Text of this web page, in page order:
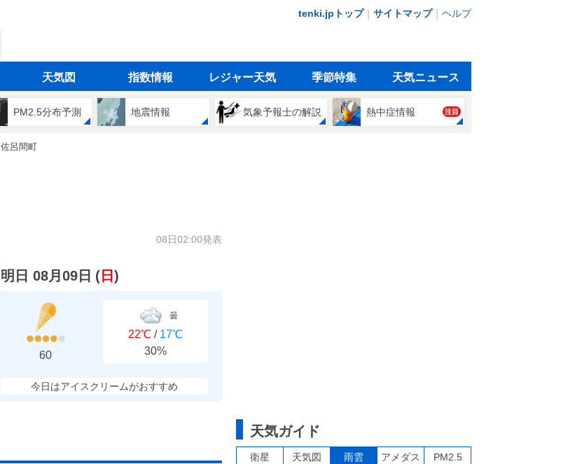
tenki.jpトップ｜ サイトマップ｜ ヘルプ
天気図 指数情報 レジャー天気 季節特集 天気ニュース
PM2.5分布予測 地震情報 気象予報士の解説 熱中症情報 注目
佐呂間町
08日02:00発表
明日 08月09日 ( 日 )
60
曇
22℃ / 17℃
30%
今日はアイスクリームがおすすめ
天気ガイド
衛星 天気図 雨雲 アメダス PM2.5